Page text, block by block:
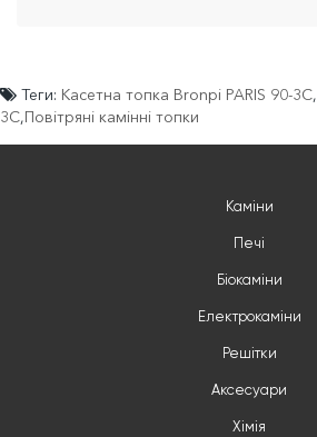
Теги: Касетна топка Bronpi PARIS 90-3C,
3C,Повітряні камінні топки
Каміни
Печі
Біокаміни
Електрокаміни
Решітки
Аксесуари
Хімія